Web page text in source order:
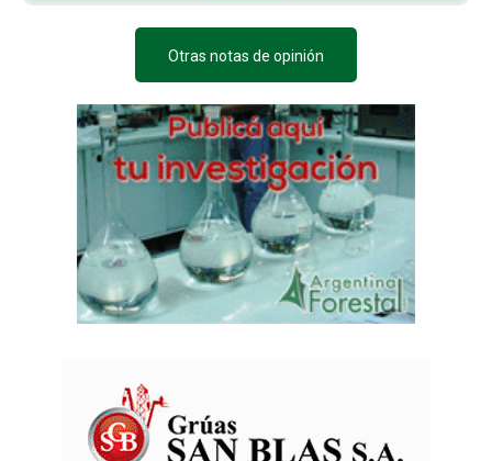
Otras notas de opinión